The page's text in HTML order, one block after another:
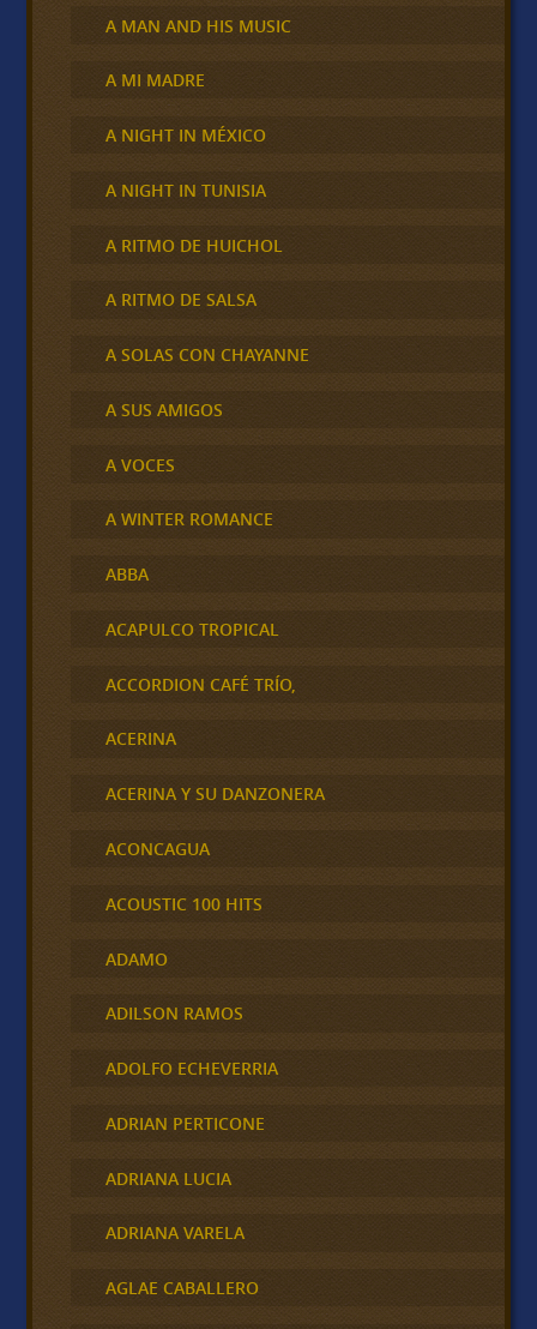
A MAN AND HIS MUSIC
A MI MADRE
A NIGHT IN MÉXICO
A NIGHT IN TUNISIA
A RITMO DE HUICHOL
A RITMO DE SALSA
A SOLAS CON CHAYANNE
A SUS AMIGOS
A VOCES
A WINTER ROMANCE
ABBA
ACAPULCO TROPICAL
ACCORDION CAFÉ TRÍO,
ACERINA
ACERINA Y SU DANZONERA
ACONCAGUA
ACOUSTIC 100 HITS
ADAMO
ADILSON RAMOS
ADOLFO ECHEVERRIA
ADRIAN PERTICONE
ADRIANA LUCIA
ADRIANA VARELA
AGLAE CABALLERO